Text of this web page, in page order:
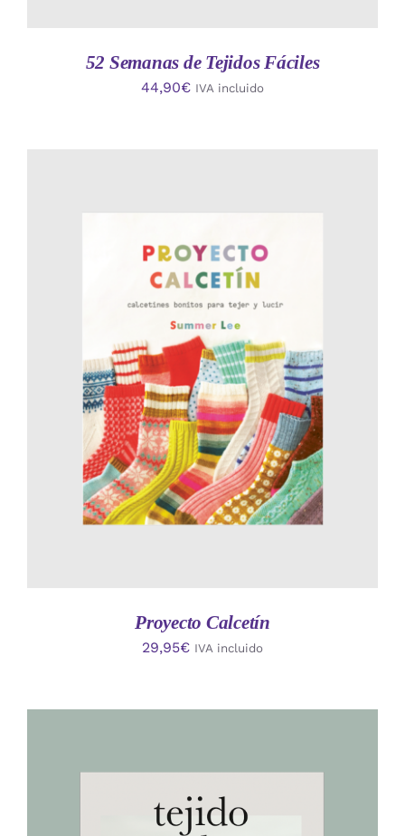
52 Semanas de Tejidos Fáciles
44,90€ IVA incluido
AÑADIR AL CARRITO
/
DETALLES
Proyecto Calcetín
29,95€ IVA incluido